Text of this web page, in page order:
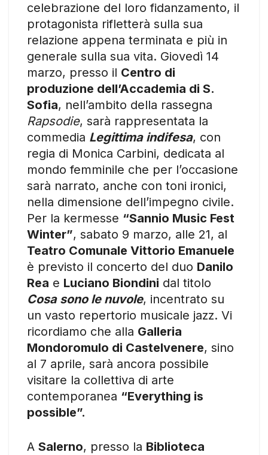
celebrazione del loro fidanzamento, il
protagonista rifletterà sulla sua
relazione appena terminata e più in
generale sulla sua vita. Giovedì 14
marzo, presso il Centro di
produzione dell’Accademia di S.
Sofia, nell’ambito della rassegna
Rapsodie, sarà rappresentata la
commedia Legittima indifesa, con
regia di Monica Carbini, dedicata al
mondo femminile che per l’occasione
sarà narrato, anche con toni ironici,
nella dimensione dell’impegno civile.
Per la kermesse “Sannio Music Fest
Winter”, sabato 9 marzo, alle 21, al
Teatro Comunale Vittorio Emanuele
è previsto il concerto del duo Danilo
Rea e Luciano Biondini dal titolo
Cosa sono le nuvole, incentrato su
un vasto repertorio musicale jazz. Vi
ricordiamo che alla Galleria
Mondoromulo di Castelvenere, sino
al 7 aprile, sarà ancora possibile
visitare la collettiva di arte
contemporanea “Everything is
possible”.
A Salerno, presso la Biblioteca